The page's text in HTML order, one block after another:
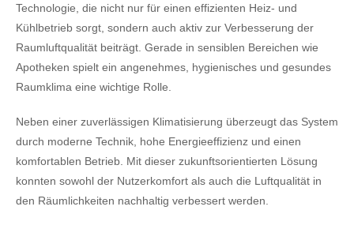
Technologie, die nicht nur für einen effizienten Heiz- und
Kühlbetrieb sorgt, sondern auch aktiv zur Verbesserung der
Raumluftqualität beiträgt. Gerade in sensiblen Bereichen wie
Apotheken spielt ein angenehmes, hygienisches und gesundes
Raumklima eine wichtige Rolle.
Neben einer zuverlässigen Klimatisierung überzeugt das System
durch moderne Technik, hohe Energieeffizienz und einen
komfortablen Betrieb. Mit dieser zukunftsorientierten Lösung
konnten sowohl der Nutzerkomfort als auch die Luftqualität in
den Räumlichkeiten nachhaltig verbessert werden.